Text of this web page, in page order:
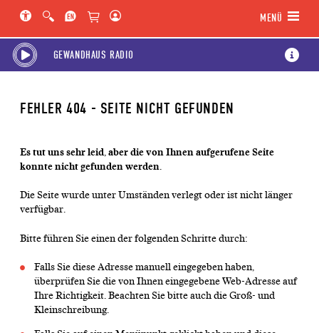
MENÜ
GEWANDHAUS RADIO
FEHLER 404 - SEITE NICHT GEFUNDEN
Es tut uns sehr leid, aber die von Ihnen aufgerufene Seite
konnte nicht gefunden werden.
Die Seite wurde unter Umständen verlegt oder ist nicht länger
verfügbar.
Bitte führen Sie einen der folgenden Schritte durch:
Falls Sie diese Adresse manuell eingegeben haben,
überprüfen Sie die von Ihnen eingegebene Web-Adresse auf
Ihre Richtigkeit. Beachten Sie bitte auch die Groß- und
Kleinschreibung.